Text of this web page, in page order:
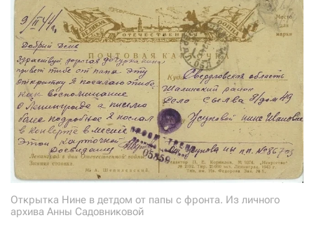
Открытка Нине в детдом от папы с фронта. Из личного
архива Анны Садовниковой